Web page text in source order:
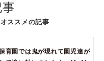
ススメの記事
育園では鬼が現れて園児達が